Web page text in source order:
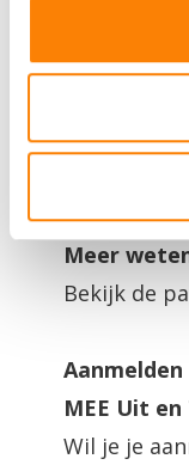
en om ons
partners voor
partners kunnen
informatie die u
verzameld op
beperking
naaste een
om af en
Meer
Bekijk de
MEE Uit en
Wil je je